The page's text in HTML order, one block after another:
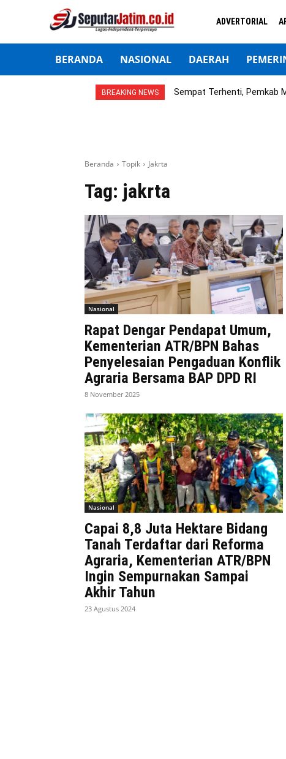
ADVERTORIAL
BERANDA NASIONAL DAERAH
BREAKING NEWS Sempat Terhenti, Pemkab
Beranda Topik Jakrta
Tag: jakrta
Nasional
Rapat Dengar Pendapat Umum,
Kementerian ATR/BPN Bahas
Penyelesaian Pengaduan Konflik
Agraria Bersama BAP DPD RI
8 November 2025
Nasional
Capai 8,8 Juta Hektare Bidang
Tanah Terdaftar dari Reforma
Agraria, Kementerian ATR/BPN
Ingin Sempurnakan Sampai
Akhir Tahun
23 Agustus 2024